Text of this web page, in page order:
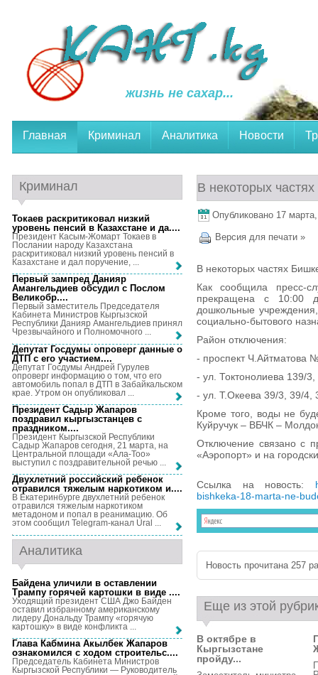
жизнь не сахар...
Главная Криминал Аналитика Новости
В некоторых
Опубликовано 17
Версия для печати »
В некоторых частях
Как сообщила пресс-
прекращена с 10:00
дошкольные
социально-бытового
Район отключения:
- проспект Ч.Айтматова
- ул. Токтонолиева 139/
- ул. Т.Океева 39/3, 39/4,
Кроме того, воды не
Куйручук – ВБЧК –
Отключение связано с
«Аэропорт» и на
Ссылка на новость:
bishkeka-18-marta-ne-
Новость прочитана 257
Еще из этой
В октябре в
Кыргызстане
пройду...
Криминал
Токаев раскритиковал низкий
уровень пенсий в Казахстане и да....
Президент Касым-Жомарт Токаев в
Послании народу Казахстана
раскритиковал низкий уровень пенсий в
Казахстане и дал поручение, ...
Первый зампред Данияр
Амангельдиев обсудил с Послом
Великобр....
Первый заместитель Председателя
Кабинета Министров Кыргызской
Республики Данияр Амангельдиев принял
Чрезвычайного и Полномочного ...
Депутат Госдумы опроверг данные о
ДТП с его участием....
Депутат Госдумы Андрей Гурулев
опроверг информацию о том, что его
автомобиль попал в ДТП в Забайкальском
крае. Утром он опубликовал ...
Президент Садыр Жапаров
поздравил кыргызстанцев с
праздником....
Президент Кыргызской Республики
Садыр Жапаров сегодня, 21 марта, на
Центральной площади «Ала-Тоо»
выступил с поздравительной речью ...
Двухлетний российский ребенок
отравился тяжелым наркотиком и....
В Екатеринбурге двухлетний ребенок
отравился тяжелым наркотиком
метадоном и попал в реанимацию. Об
этом сообщил Telegram-канал Ural ...
Аналитика
Байдена уличили в оставлении
Трампу горячей картошки в виде ....
Уходящий президент США Джо Байден
оставил избранному американскому
лидеру Дональду Трампу «горячую
картошку» в виде конфликта ...
Глава Кабмина Акылбек Жапаров
ознакомился с ходом строительс....
Председатель Кабинета Министров
Кыргызской Республики — Руководитель